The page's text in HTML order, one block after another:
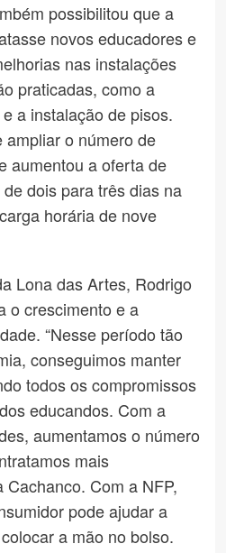
possibilitou que a
novos educadores e
nas instalações
praticadas, como a
a instalação de pisos.
o número de
aumentou a oferta de
dois para três dias na
horária de nove
Lona das Artes, Rodrigo
o crescimento e a
“Nesse período tão
conseguimos manter
todos os compromissos
educandos. Com a
aumentamos o número
mais
Cachanco. Com a NFP,
pode ajudar a
a mão no bolso.